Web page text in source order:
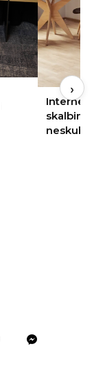
›